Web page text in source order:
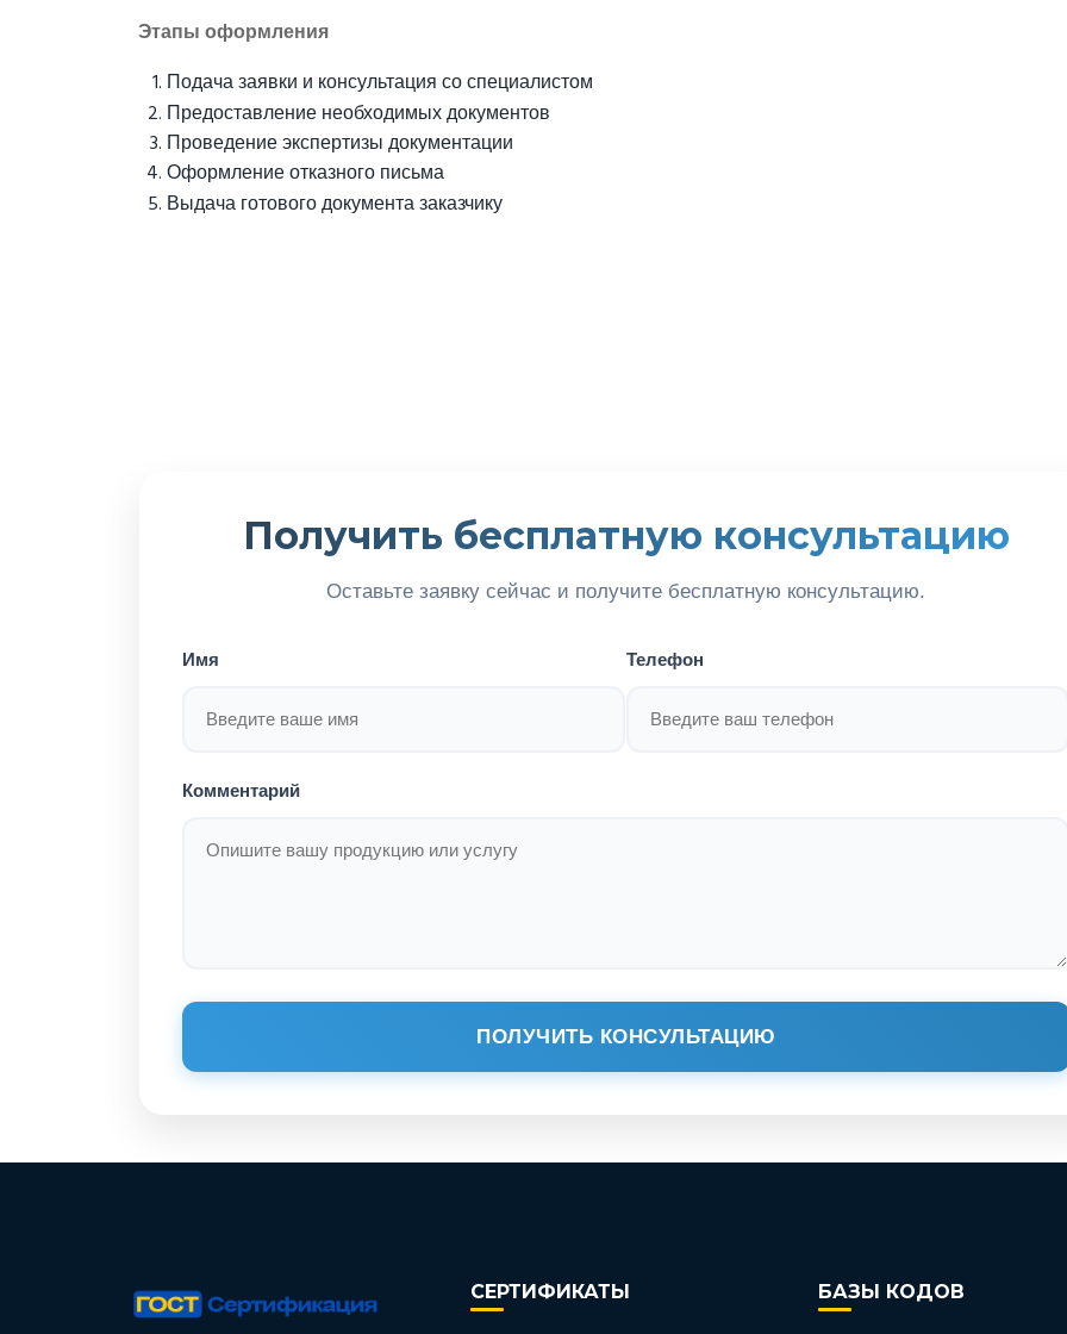
Этапы оформления
Подача заявки и консультация со специалистом
Предоставление необходимых документов
Проведение экспертизы документации
Оформление отказного письма
Выдача готового документа заказчику
Получить бесплатную консультацию
Оставьте заявку сейчас и получите бесплатную консультацию.
Имя Телефон
Комментарий
ПОЛУЧИТЬ КОНСУЛЬТАЦИЮ
СЕРТИФИКАТЫ БАЗЫ КОДОВ